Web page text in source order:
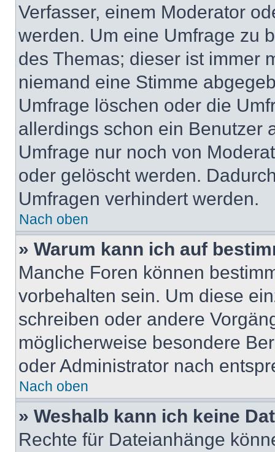
Verfasser, einem Moderator
werden. Um eine Umfrage zu
des Themas; dieser ist immer
niemand eine Stimme
Umfrage löschen oder die
allerdings schon ein Benutzer
Umfrage nur noch von
oder gelöscht werden.
Umfragen verhindert werden.
Nach oben
» Warum kann ich auf
Manche Foren können
vorbehalten sein. Um diese
schreiben oder andere
möglicherweise besondere
oder Administrator nach
Nach oben
» Weshalb kann ich keine
Rechte für Dateianhänge